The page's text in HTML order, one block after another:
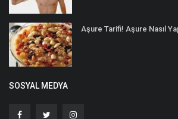
Aşure Tarifi! Aşure Nasıl
SOSYAL MEDYA